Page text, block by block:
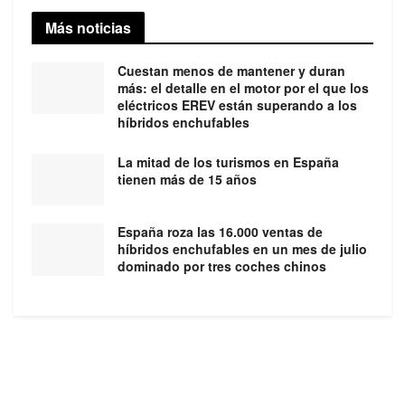
Más noticias
Cuestan menos de mantener y duran
más: el detalle en el motor por el que los
eléctricos EREV están superando a los
híbridos enchufables
La mitad de los turismos en España
tienen más de 15 años
España roza las 16.000 ventas de
híbridos enchufables en un mes de julio
dominado por tres coches chinos